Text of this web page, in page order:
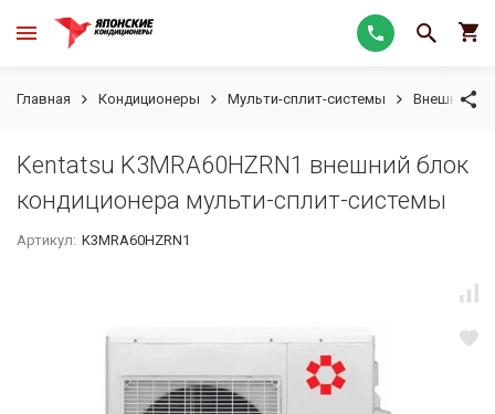
Главная Кондиционеры Мульти-сплит-системы Внешние
Kentatsu K3MRA60HZRN1 внешний блок
кондиционера мульти-сплит-системы
Артикул: K3MRA60HZRN1